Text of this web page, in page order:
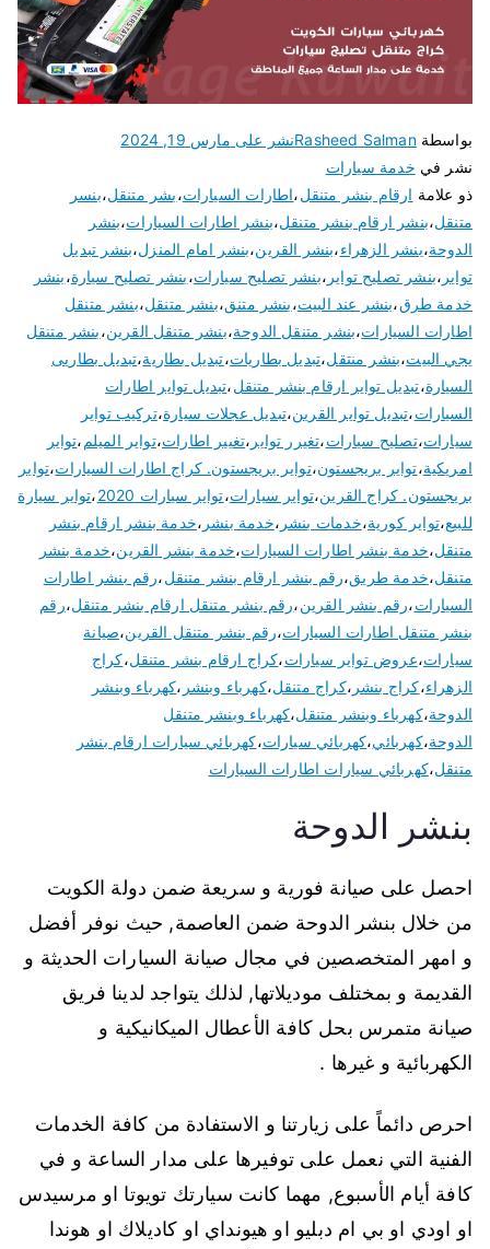
بواسطةRasheed Salmanنشر على مارس 19, 2024
نشر في خدمة سيارات
ذو علامة ارقام بنشر متنقل،اطارات السيارات،بشر متنقل،بنسر
متنقل،بنشر ارقام بنشر متنقل،بنشر اطارات السيارات،بنشر
الدوحة،بنشر الزهراء،بنشر القرين،بنشر امام المنزل،بنشر تبديل
تواير ،بنشر تصليح تواير ،بنشر تصليح سيارات،بنشر تصليح سيارة،بنشر
خدمة طرق،بنشر عند البيت،بنشر متنق،بنشر متنقل،بنشر متنقل
اطارات السيارات،بنشر متنقل الدوحة،بنشر متنقل القرين،بنشر متنقل
يجي البيت،بنشر منتقل،تبديل بطاريات،تبديل بطارية،تبديل بطاريى
السيارة،تبديل تواير ارقام بنشر متنقل،تبديل تواير اطارات
السيارات،تبديل تواير القرين،تبديل عجلات سيارة،تركيب تواير
سيارات،تصليح سيارات،تغيرر تواير ،تغيير اطارات،تواير الميلم،تواير
امريكية،تواير بريجستون،تواير بريجستون. كراج اطارات السيارات،تواير
بريجستون. كراج القرين،تواير سيارات،تواير سيارات 2020 ،تواير سيارة
للبيع،تواير كورية،خدمات بنشر ،خدمة بنشر ،خدمة بنشر ارقام بنشر
متنقل،خدمة بنشر اطارات السيارات،خدمة بنشر القرين،خدمة بنشر
متنقل،خدمة طريق،رقم بنشر ارقام بنشر متنقل،رقم بنشر اطارات
السيارات،رقم بنشر القرين،رقم بنشر متنقل ارقام بنشر متنقل،رقم
بنشر متنقل اطارات السيارات،رقم بنشر متنقل القرين،صيانة
سيارات،عروض تواير سيارات،كراج ارقام بنشر متنقل،كراج
الزهراء،كراج بنشر ،كراج متنقل،كهرباء وبنشر ،كهرباء وبنشر
الدوحة،كهرباء وبنشر متنقل،كهرباء وبنشر متنقل
الدوحة،كهربائي،كهربائي سيارات،كهربائي سيارات ارقام بنشر
متنقل،كهربائي سيارات اطارات السيارات
بنشر الدوحة
احصل على صيانة فورية و سريعة ضمن دولة الكويت
من خلال بنشر الدوحة ضمن العاصمة, حيث نوفر أفضل
و امهر المتخصصين في مجال صيانة السيارات الحديثة و
القديمة و بمختلف موديلاتها, لذلك يتواجد لدينا فريق
صيانة متمرس بحل كافة الأعطال الميكانيكية و
الكهربائية و غيرها .
احرص دائماً على زيارتنا و الاستفادة من كافة الخدمات
الفنية التي نعمل على توفيرها على مدار الساعة و في
كافة أيام الأسبوع, مهما كانت سيارتك تويوتا او مرسيدس
او اودي او بي ام دبليو او هيونداي او كاديلاك او هوندا